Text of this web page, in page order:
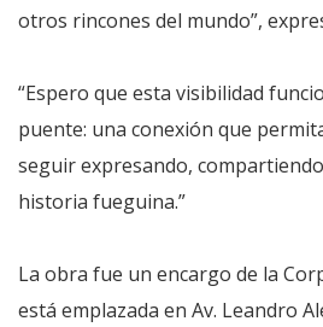
otros rincones del mundo”,
“Espero que esta visibilidad
puente: una conexión que
seguir expresando,
historia fueguina.”
La obra fue un encargo de la
está emplazada en Av. Leandro